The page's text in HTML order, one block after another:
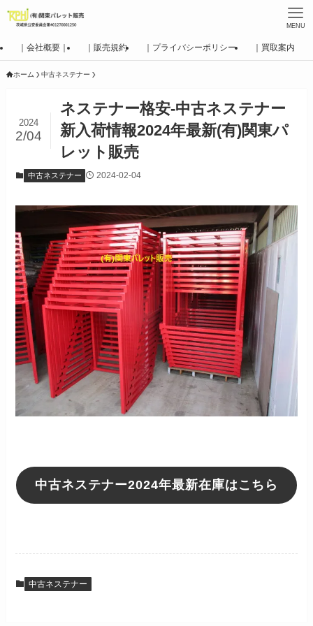
MENU
｜会社概要｜ ｜販売規約 ｜プライバシーポリシー ｜買取案内
ホーム 中古ネステナー
ネステナー格安-中古ネステナー
新入荷情報2024年最新(有)関東パ
レット販売
2024
2/04
中古ネステナー 2024-02-04
中古ネステナー2024年最新在庫はこちら
中古ネステナー